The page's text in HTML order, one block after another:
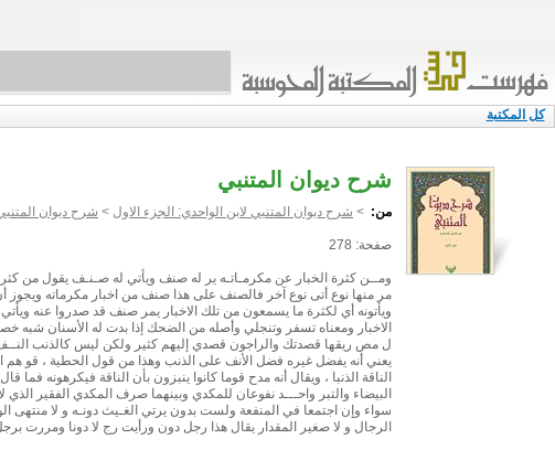
كل المكتبة
شرح ديوان المتنبي
من: > شرح ديوان المتنبي لابن الواحدي: الجزء الاول > شرح ديوان
صفحة: 278
ومــن كثرة الخبار عن مكرمـاتـه ير له صنف ويأتي له صـنـف يقول من
مر منها نوع أتى نوع آخر فالصنف على هذا صنف من اخبار مكرماته ويجوز
ويأتونه أي لكثرة ما يسمعون من تلك الاخبار يمر صنف قد صدروا عنه
الاخبار ومعناه تسفر وتنجلي وأصله من الضحك إذا بدت له الأسنان شبه
ل مص ريقها قصدتك والراجون قصدي إليهم كثير ولكن ليس كالذنب
يعني أنه يفضل غيره فضل الأنف على الذنب وهذا من قول الحطية ، قو هم
الناقة الذنبا ، ويقال أنه مدح قوما كانوا ينبزون بأن الناقة فيكرهونه فما
البيضاء والتبر واحـــد نفوعان للمكدي وبينهما صرف المكدي الفقير
سواء وإن اجتمعا في المنفعة ولست بدون يرتي الغـيث دونـه و لا منتهى
الرجال و لا صغير المقدار يقال هذا رجل دون ورأيت رج لا دونا ومررت